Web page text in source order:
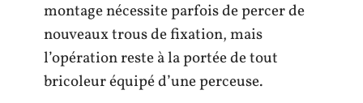
montage nécessite parfois de percer de
nouveaux trous de fixation, mais
l’opération reste à la portée de tout
bricoleur équipé d’une perceuse.